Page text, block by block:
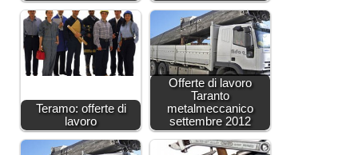
Teramo: offerte di
lavoro
Offerte di lavoro
Taranto
metalmeccanico
settembre 2012